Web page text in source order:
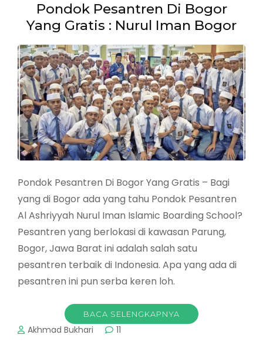
Pesantren
Tahfidz
Pondok Pesantren Di Bogor
Yang Gratis : Nurul Iman Bogor
Pondok Pesantren Di Bogor Yang Gratis – Bagi
yang di Bogor ada yang tahu Pondok Pesantren
Al Ashriyyah Nurul Iman Islamic Boarding School?
Pesantren yang berlokasi di kawasan Parung,
Bogor, Jawa Barat ini adalah salah satu
pesantren terbaik di Indonesia. Apa yang ada di
pesantren ini pun serba keren loh.
BACA SELENGKAPNYA
Akhmad Bukhari 11